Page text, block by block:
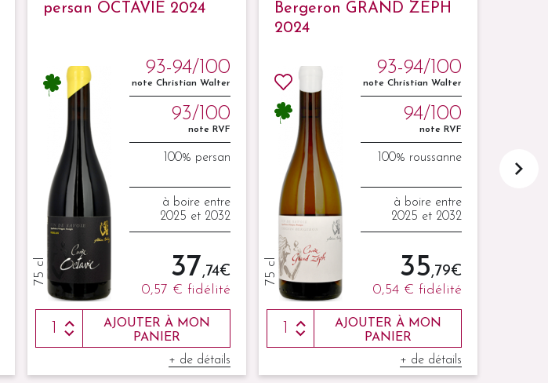
persan OCTAVIE 2024
75 cl
93-94/100
note Christian Walter
93/100
note RVF
100% persan
à boire entre
2025 et 2032
37,74 €
0,57 € fidélité
AJOUTER À MON
PANIER
+ de détails
Bergeron GRAND ZEPH
2024
75 cl
93-94/100
note Christian Walter
94/100
note RVF
100% roussanne
à boire entre
2025 et 2032
35,79 €
0,54 € fidélité
AJOUTER À MON
PANIER
+ de détails